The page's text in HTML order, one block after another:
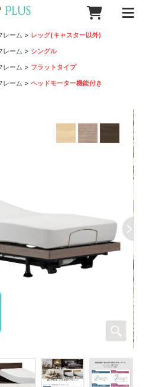
レーム > レッグ(キャスター以外)
レーム > シングル
レーム > フラットタイプ
レーム >ヘッドモーター機能付き